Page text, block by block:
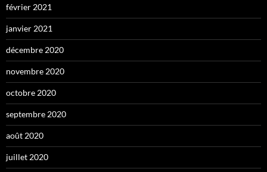
février 2021
janvier 2021
décembre 2020
novembre 2020
octobre 2020
septembre 2020
août 2020
juillet 2020